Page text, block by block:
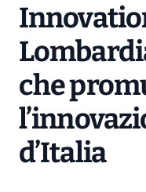
che
d’Italia